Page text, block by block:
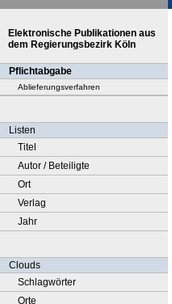
Elektronische Publikationen aus
dem Regierungsbezirk Köln
Pflichtabgabe
Ablieferungsverfahren
Listen
Titel
Autor / Beteiligte
Ort
Verlag
Jahr
Clouds
Schlagwörter
Orte